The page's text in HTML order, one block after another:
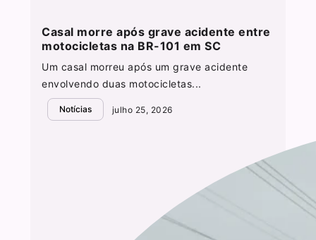
Casal morre após grave acidente entre
motocicletas na BR-101 em SC
Um casal morreu após um grave acidente
envolvendo duas motocicletas...
Notícias julho 25, 2026